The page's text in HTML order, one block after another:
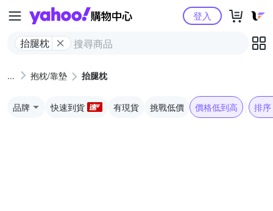
Yahoo購物中心
抬腿枕
登入
抱枕/靠墊 抬腿枕
品牌 快速到貨 有現貨 挑戰低價 價格低到高 排序